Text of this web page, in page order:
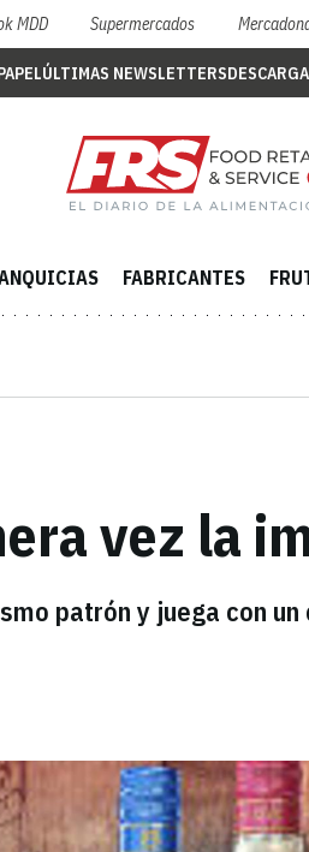
MDD Supermercados
ÚLTIMAS NEWSLETTERS
FABRICANTES
vez la
patrón y juega con